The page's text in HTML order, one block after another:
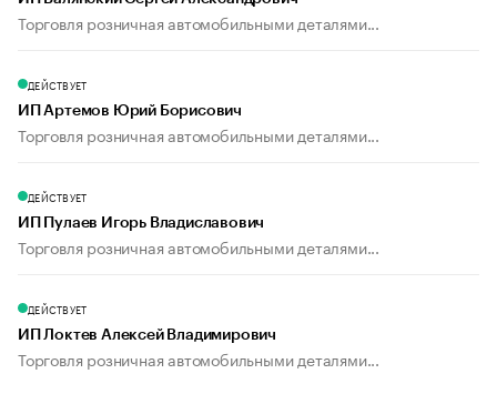
Торговля розничная автомобильными деталями...
ДЕЙСТВУЕТ
ИП Артемов Юрий Борисович
Торговля розничная автомобильными деталями...
ДЕЙСТВУЕТ
ИП Пулаев Игорь Владиславович
Торговля розничная автомобильными деталями...
ДЕЙСТВУЕТ
ИП Локтев Алексей Владимирович
Торговля розничная автомобильными деталями...